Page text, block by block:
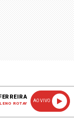
ROTAY
AO VIVO